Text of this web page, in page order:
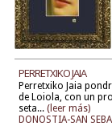
PERRETXIKO JAIA
Perretxiko Jaia
de Loiola, con un
seta... (leer más)
DONOSTIA-SAN